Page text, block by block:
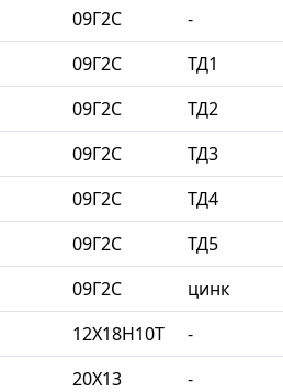
09Г2С -
09Г2С ТД1
09Г2С ТД2
09Г2С ТД3
09Г2С ТД4
09Г2С ТД5
09Г2С цинк
12Х18Н10Т -
20Х13 -